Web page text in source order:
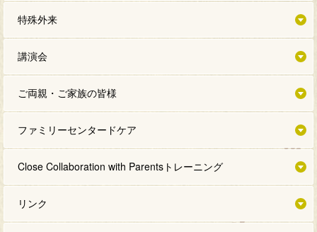
特殊外来
講演会
ご両親・ご家族の皆様
ファミリーセンタードケア
Close Collaboration with Parentsトレーニング
リンク